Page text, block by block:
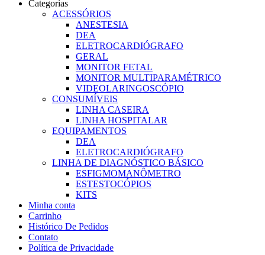
Categorias
ACESSÓRIOS
ANESTESIA
DEA
ELETROCARDIÓGRAFO
GERAL
MONITOR FETAL
MONITOR MULTIPARAMÉTRICO
VIDEOLARINGOSCÓPIO
CONSUMÍVEIS
LINHA CASEIRA
LINHA HOSPITALAR
EQUIPAMENTOS
DEA
ELETROCARDIÓGRAFO
LINHA DE DIAGNÓSTICO BÁSICO
ESFIGMOMANÔMETRO
ESTESTOCÓPIOS
KITS
Minha conta
Carrinho
Histórico De Pedidos
Contato
Política de Privacidade